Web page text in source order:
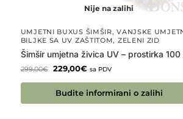
Nije na zalihi
UMJETNI BUXUS ŠIMŠIR,VANJSKE
BILJKE SA UV ZAŠTITOM, ZELENI ZID
Šimšir umjetna živica UV – prostirka 100
299,00€ 229,00€ sa PDV
Budite informirani o zalihi